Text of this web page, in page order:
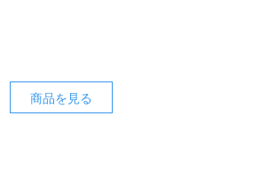
商品を見る